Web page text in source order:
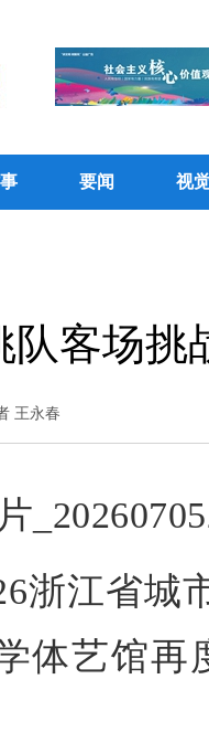
要闻 视
队客场挑
王永春
浙江省城
体艺馆再